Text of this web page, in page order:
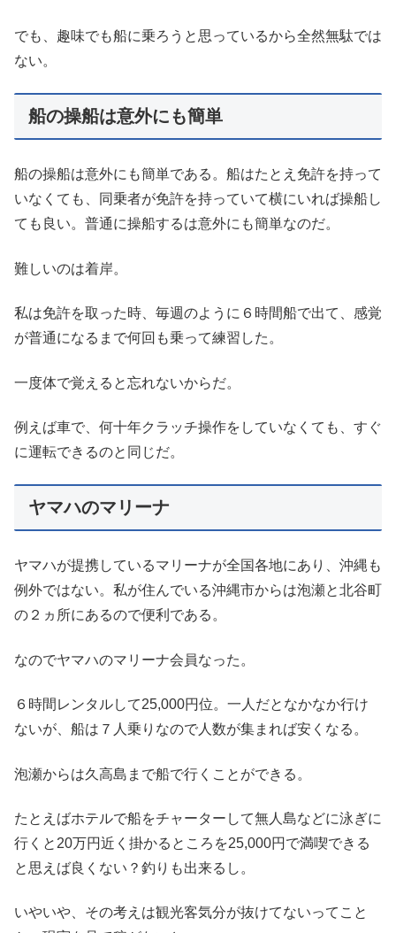
でも、趣味でも船に乗ろうと思っているから全然無駄では
ない。
船の操船は意外にも簡単
船の操船は意外にも簡単である。船はたとえ免許を持って
いなくても、同乗者が免許を持っていて横にいれば操船し
ても良い。普通に操船するは意外にも簡単なのだ。
難しいのは着岸。
私は免許を取った時、毎週のように６時間船で出て、感覚
が普通になるまで何回も乗って練習した。
一度体で覚えると忘れないからだ。
例えば車で、何十年クラッチ操作をしていなくても、すぐ
に運転できるのと同じだ。
ヤマハのマリーナ
ヤマハが提携しているマリーナが全国各地にあり、沖縄も
例外ではない。私が住んでいる沖縄市からは泡瀬と北谷町
の２ヵ所にあるので便利である。
なのでヤマハのマリーナ会員なった。
６時間レンタルして25,000円位。一人だとなかなか行け
ないが、船は７人乗りなので人数が集まれば安くなる。
泡瀬からは久高島まで船で行くことができる。
たとえばホテルで船をチャーターして無人島などに泳ぎに
行くと20万円近く掛かるところを25,000円で満喫できる
と思えば良くない？釣りも出来るし。
いやいや、その考えは観光客気分が抜けてないってこと